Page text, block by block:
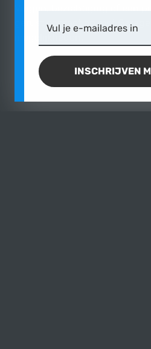
gerust contact op met Garage
Vul je e-mailadres in
INSCHRIJVEN